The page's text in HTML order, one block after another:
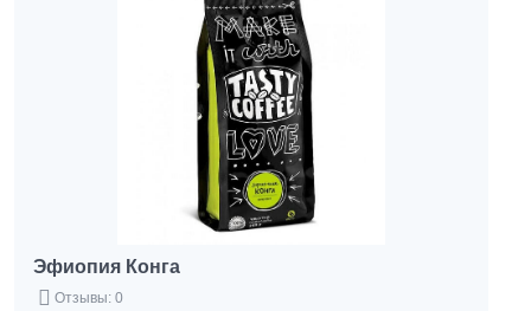
Эфиопия Конга
Отзывы: 0